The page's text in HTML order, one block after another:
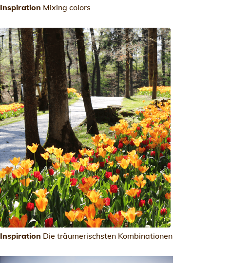
Inspiration Mixing colors
Inspiration Die träumerischsten Kombinationen